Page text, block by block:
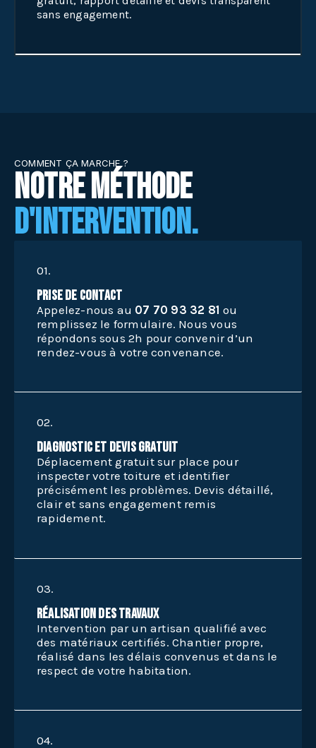
sans engagement.
COMMENT ÇA MARCHE ?
Notre méthode
d'intervention.
01.
Prise de Contact
Appelez-nous au 07 70 93 32 81 ou
remplissez le formulaire. Nous vous
répondons sous 2h pour convenir d’un
rendez-vous à votre convenance.
02.
Diagnostic et devis gratuit
Déplacement gratuit sur place pour
inspecter votre toiture et identifier
précisément les problèmes. Devis détaillé,
clair et sans engagement remis
rapidement.
03.
Réalisation des travaux
Intervention par un artisan qualifié avec
des matériaux certifiés. Chantier propre,
réalisé dans les délais convenus et dans le
respect de votre habitation.
04.